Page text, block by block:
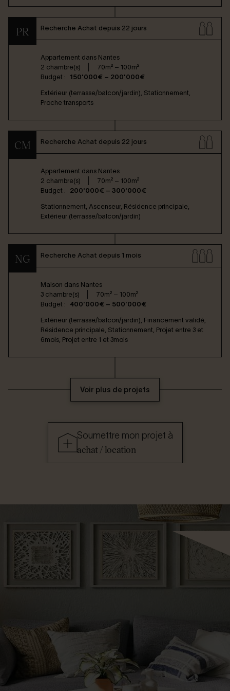
PR Recherche Achat depuis 22 jours
Appartement dans Nantes
2 chambre(s)
70m² – 100m²
Budget :
150'000€ – 200'000€
Extérieur (terrasse/balcon/jardin), Stationnement,
Proche transports
CM Recherche Achat depuis 22 jours
Appartement dans Nantes
2 chambre(s)
70m² – 100m²
Budget :
200'000€ – 300'000€
Stationnement, Ascenseur, Résidence principale,
Extérieur (terrasse/balcon/jardin)
NG Recherche Achat depuis 1 mois
Maison dans Nantes
3 chambre(s)
70m² – 100m²
Budget :
400'000€ – 500'000€
Extérieur (terrasse/balcon/jardin), Financement validé,
Résidence principale, Stationnement, Projet entre 3 et
6mois, Projet entre 1 et 3mois
Voir plus de projets
Soumettre mon projet à
achat / location